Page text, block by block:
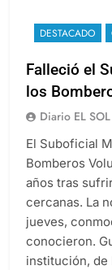
DESTACADO
Falleció el
los
Diario EL SOL
El Suboficial
Bomberos
años tras
cercanas. La
jueves,
conocieron.
institución,